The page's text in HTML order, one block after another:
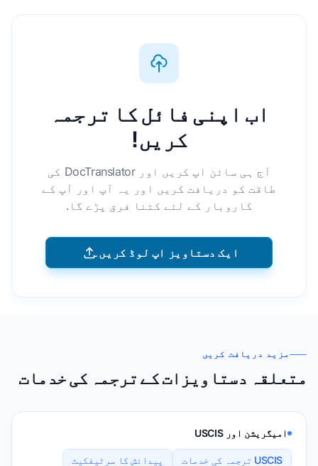
اب اپنی فائل کا ترجمہ
کریں!
آج ہی سائن اپ کریں اور DocTranslator کی
طاقت کو دریافت کریں اور یہ آپ اور آپ کے
کاروبار کے لئے کتنا فرق پڑے گا.
ایک دستاویز اپ لوڈ کریں۔
مزید دریافت کریں
متعلقہ دستاویزات کے ترجمہ کی خدمات
امیگریشن اور USCIS
USCIS ترجمہ کی خدمات
پیدائش کا سرٹیفکیٹ